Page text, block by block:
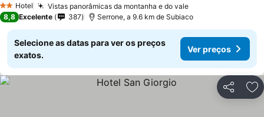
2 Estrelas
Hotel Vistas panorâmicas da montanha e do vale
8,8 Excelente 387 Serrone, a 9.6 km de Subiaco
Selecione as datas para ver os preços
exatos.
Ver preços
Partilhar